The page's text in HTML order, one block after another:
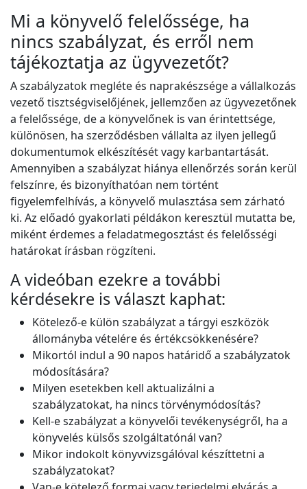
Mi a könyvelő felelőssége, ha
nincs szabályzat, és erről nem
tájékoztatja az ügyvezetőt?
A szabályzatok megléte és naprakészsége a vállalkozás
vezető tisztségviselőjének, jellemzően az ügyvezetőnek
a felelőssége, de a könyvelőnek is van érintettsége,
különösen, ha szerződésben vállalta az ilyen jellegű
dokumentumok elkészítését vagy karbantartását.
Amennyiben a szabályzat hiánya ellenőrzés során kerül
felszínre, és bizonyíthatóan nem történt
figyelemfelhívás, a könyvelő mulasztása sem zárható
ki. Az előadó gyakorlati példákon keresztül mutatta be,
miként érdemes a feladatmegosztást és felelősségi
határokat írásban rögzíteni.
A videóban ezekre a további
kérdésekre is választ kaphat:
Kötelező-e külön szabályzat a tárgyi eszközök
állományba vételére és értékcsökkenésére?
Mikortól indul a 90 napos határidő a szabályzatok
módosítására?
Milyen esetekben kell aktualizálni a
szabályzatokat, ha nincs törvénymódosítás?
Kell-e szabályzat a könyvelői tevékenységről, ha a
könyvelés külsős szolgáltatónál van?
Mikor indokolt könyvvizsgálóval készíttetni a
szabályzatokat?